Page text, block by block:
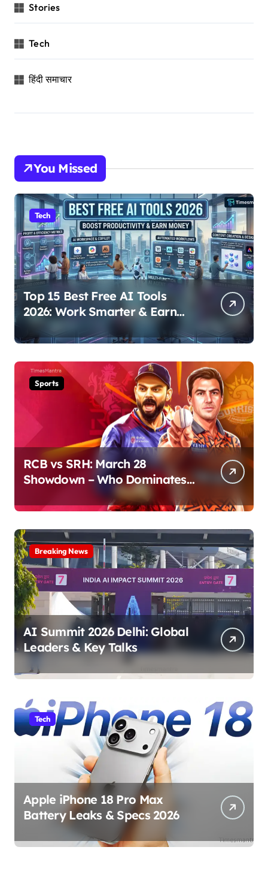
Stories
Tech
हिंदी समाचार
You Missed
Tech
Top 15 Best Free AI Tools
2026: Work Smarter & Earn
Online
Sports
RCB vs SRH: March 28
Showdown – Who Dominates
Breaking News
AI Summit 2026 Delhi: Global
Leaders & Key Talks
Tech
Apple iPhone 18 Pro Max
Battery Leaks & Specs 2026